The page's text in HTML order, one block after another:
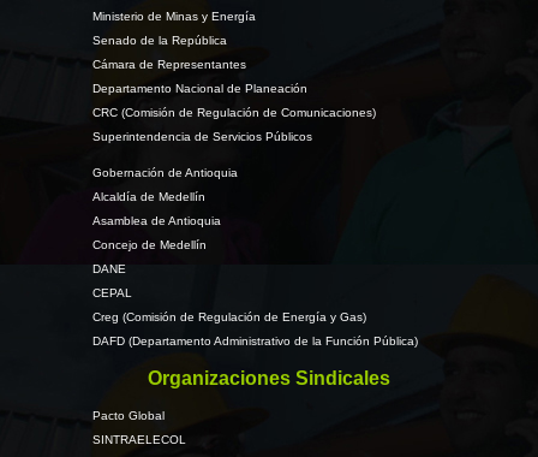
Ministerio de Minas y Energía
Senado de la República
Cámara de Representantes
Departamento Nacional de Planeación
CRC (Comisión de Regulación de Comunicaciones)
Superintendencia de Servicios Públicos
Gobernación de Antioquia
Alcaldía de Medellín
Asamblea de Antioquia
Concejo de Medellín
DANE
CEPAL
Creg (Comisión de Regulación de Energía y Gas)
DAFD (Departamento Administrativo de la Función Pública)
Organizaciones Sindicales
Pacto Global
SINTRAELECOL